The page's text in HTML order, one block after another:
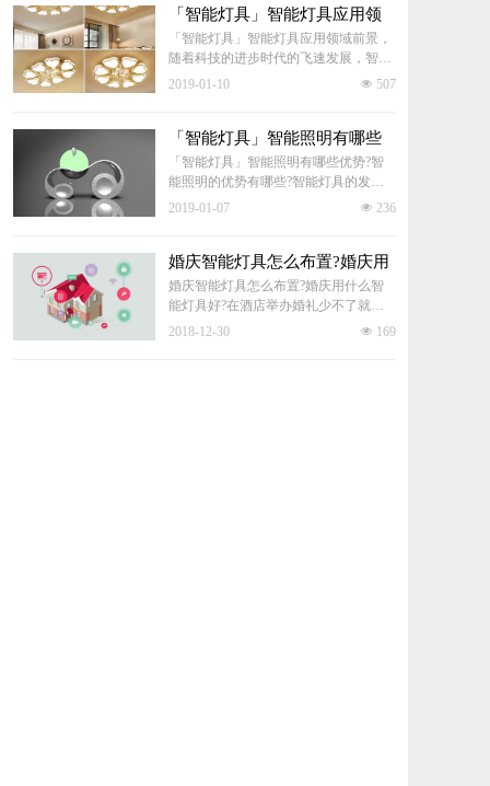
吧。
「智能灯具」智能灯具应用领
域前景
「智能灯具」智能灯具应用领域前景，
随着科技的进步时代的飞速发展，智能
灯具已行业也渐渐向智能化迈进了，智
넶 507
2019-01-10
「智能灯具」智能照明有哪些
优势
「智能灯具」智能照明有哪些优势?智
能照明的优势有哪些?智能灯具的发展
让消费者对家庭灯具照明越来越注重。
能。下面一起来看看智能照明到底有哪
些优势?
넶 236
2019-01-07
婚庆智能灯具怎么布置?婚庆用
什么智能灯具好?
婚庆智能灯具怎么布置?婚庆用什么智
能灯具好?在酒店举办婚礼少不了就是
有一个完美的舞台，你要知道舞台上必
넶 169
2018-12-30